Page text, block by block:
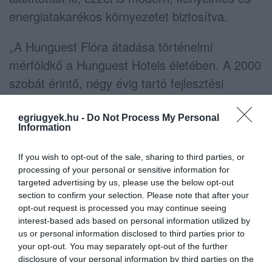
egriugyek.hu - Do Not Process My Personal
Information
If you wish to opt-out of the sale, sharing to third parties, or
processing of your personal or sensitive information for
targeted advertising by us, please use the below opt-out
section to confirm your selection. Please note that after your
opt-out request is processed you may continue seeing
interest-based ads based on personal information utilized by
us or personal information disclosed to third parties prior to
your opt-out. You may separately opt-out of the further
disclosure of your personal information by third parties on the
energiatakarékos környezetet biztosítva.
„A Hunguest Flóra átadása történelmi
mérföldkő a Hunguest Hotels életében. A 2000
szobát érintő, négy évig tartó fejlesztési
lezárult, így minden adott hozzá, hogy
vállalatává váljunk a következő években” –
mondta el Détári-Szabó Ádám, a Hunguest
Hotels vezérigazgatója, az OPUS GLOBAL
igazgatósági tagja.
A Hunguest Flóra az Egri Termál- és